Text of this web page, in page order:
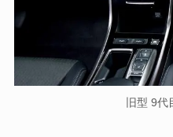
旧型 9代